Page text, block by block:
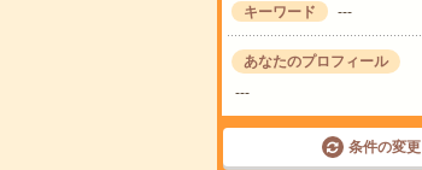
キーワード ---
あなたのプロフィール
---
条件の変更